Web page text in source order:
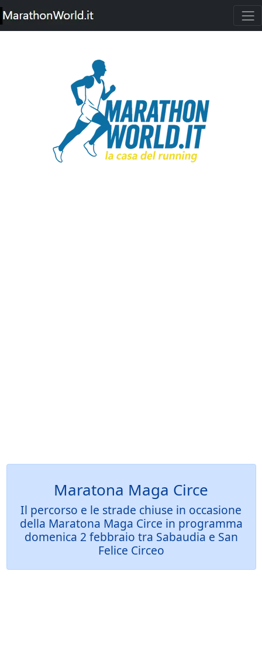
Maratona Maga Circe
Il percorso e le strade chiuse in occasione
della Maratona Maga Circe in programma
domenica 2 febbraio tra Sabaudia e San
Felice Circeo